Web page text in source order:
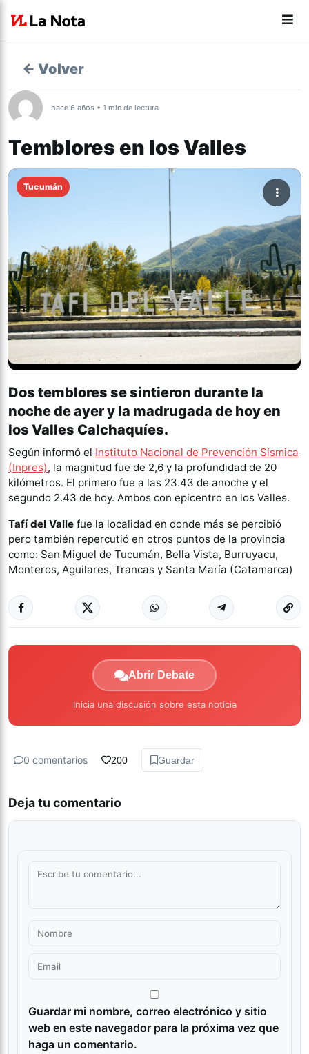
← Volver
hace 6 años • 1 min de lectura
Temblores en los Valles
Tucumán
Dos temblores se sintieron durante la
noche de ayer y la madrugada de hoy en
los Valles Calchaquíes.
Según informó el Instituto Nacional de Prevención Sísmica
(Inpres), la magnitud fue de 2,6 y la profundidad de 20
kilómetros. El primero fue a las 23.43 de anoche y el
segundo 2.43 de hoy. Ambos con epicentro en los Valles.
Tafí del Valle fue la localidad en donde más se percibió
pero también repercutió en otros puntos de la provincia
como: San Miguel de Tucumán, Bella Vista, Burruyacu,
Monteros, Aguilares, Trancas y Santa María (Catamarca)
Abrir Debate
Inicia una discusión sobre esta noticia
0 comentarios 200 Guardar
Deja tu comentario
Guardar mi nombre, correo electrónico y sitio
web en este navegador para la próxima vez que
haga un comentario.